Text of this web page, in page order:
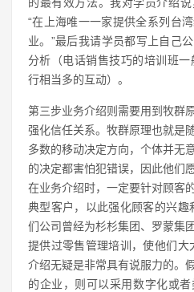
“在上海唯一一家提供全系列台
业。”最后我请学员都写上自己
分析（电话销售技巧的培训班
行相当多的互动）。
第三步业务介绍则需要用到牧群
强化信任关系。牧群原理也就是
多数的移动决定方向，个体并无
的决定都害怕犯错误，因此他们
在业务介绍时，一定要针对顾客
典型客户，以此强化顾客的兴趣
们公司曾经为杉杉集团、罗蒙集
提供过零售管理培训，使他们大
介绍无疑是非常具有说服力的。
的企业，则可以采用数字化或